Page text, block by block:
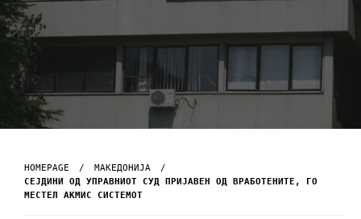
HOMEPAGE
МАКЕДОНИЈА
СЕЈДИНИ ОД УПРАВНИОТ СУД ПРИЈАВЕН ОД ВРАБОТЕНИТЕ, ГО
МЕСТЕЛ АКМИС СИСТЕМОТ